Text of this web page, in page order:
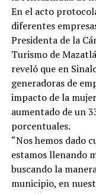
En el acto
diferentes
Presidenta de la
Turismo de
reveló que en
generadoras de
impacto de la
aumentado de un
porcentuales.
“Nos hemos dado
estamos llenando
buscando la
municipio, en